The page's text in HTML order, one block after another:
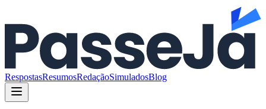
RespostasResumosRedaçãoSimuladosBlog